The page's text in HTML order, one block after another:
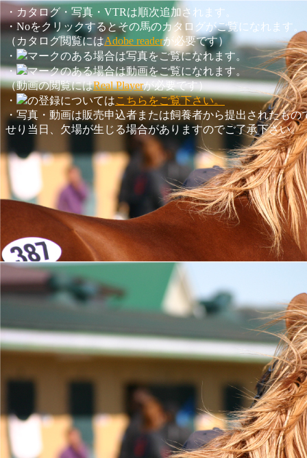
・カタログ・写真・VTRは順次追加されます。
・Noをクリックするとその馬のカタログがご覧になれます。
（カタログ閲覧にはAdobe readerが必要です）
・
マークのある場合は写真をご覧になれます。
・
マークのある場合は動画をご覧になれます。
（動画の閲覧にはReal Playerが必要です）
・
の登録についてはこちらをご覧下さい。
・写真・動画は販売申込者または飼養者から提出されたもの
せり当日、欠場が生じる場合がありますのでご了承下さい。